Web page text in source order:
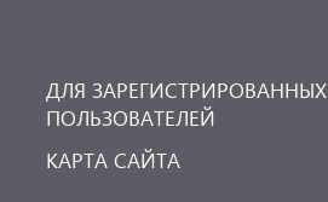
ДЛЯ ЗАРЕГИСТРИРОВАННЫХ
ПОЛЬЗОВАТЕЛЕЙ
КАРТА САЙТА